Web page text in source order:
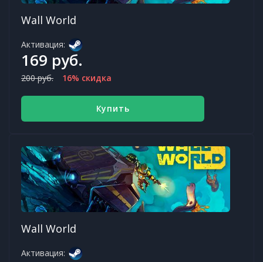
Wall World
Активация:
169 руб.
200 руб. 16% скидка
Купить
Wall World
Активация: